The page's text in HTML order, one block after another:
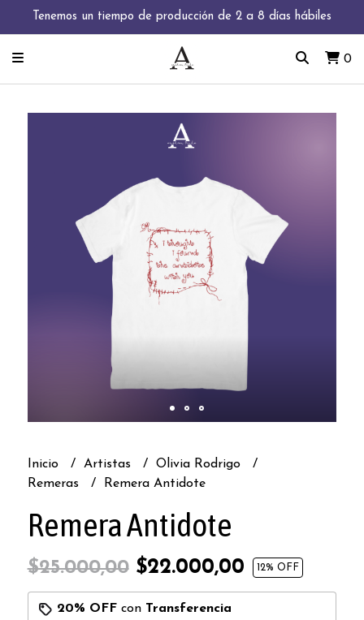
Tenemos un tiempo de producción de 2 a 8 días hábiles
0
Inicio Artistas
Olivia Rodrigo
Remeras
Remera Antidote
Remera Antidote
$25.000,00$22.000,00 12% OFF
20% OFFcon Transferencia